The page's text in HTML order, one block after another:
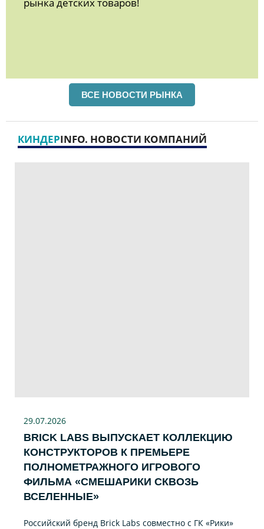
рынка детских товаров!
ВСЕ НОВОСТИ РЫНКА
КИНДЕРINFO. НОВОСТИ КОМПАНИЙ
29.07.2026
BRICK LABS ВЫПУСКАЕТ КОЛЛЕКЦИЮ
КОНСТРУКТОРОВ К ПРЕМЬЕРЕ
ПОЛНОМЕТРАЖНОГО ИГРОВОГО
ФИЛЬМА «CМЕШАРИКИ СКВОЗЬ
ВСЕЛЕННЫЕ»
Российский бренд Brick Labs совместно с ГК «Рики»